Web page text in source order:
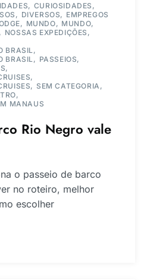
CURIOSIDADES
DIVERSOS
EMPREGOS
MUNDO
MUNDO
NOSSAS EXPEDIÇÕES
BRASIL
BRASIL
PASSEIOS
SEM CATEGORIA
MANAUS
Rio Negro vale
o passeio de barco
no roteiro, melhor
escolher